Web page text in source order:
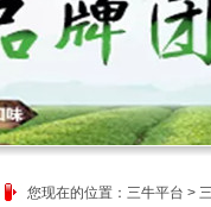
您现在的位置： 三牛平台 >